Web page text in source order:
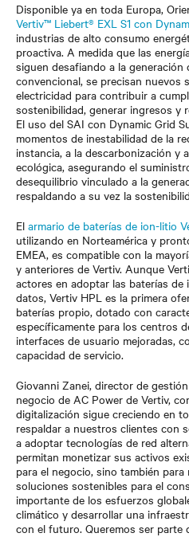
Disponible ya en toda Europa,
Vertiv™ Liebert® EXL S1 con
industrias de alto consumo
proactiva. A medida que las
siguen desafiando a la generación
convencional, se precisan nuevos
electricidad para contribuir a
sostenibilidad, generar ingresos y
El uso del SAI con Dynamic Grid
momentos de inestabilidad de la
instancia, a la descarbonización y
ecológica, asegurando el
desequilibrio vinculado a la
respaldando a su vez la
El armario de baterías de ion-litio
utilizando en Norteamérica y
EMEA, es compatible con la
y anteriores de Vertiv. Aunque
actores en adoptar las baterías
datos, Vertiv HPL es la primera
baterías propio, dotado con
específicamente para los centros
interfaces de usuario mejoradas,
capacidad de servicio.
Giovanni Zanei, director de
negocio de AC Power de Vertiv,
digitalización sigue creciendo en
respaldar a nuestros clientes con
a adoptar tecnologías de red
permitan monetizar sus activos
para el negocio, sino también
soluciones sostenibles para el
importante de los esfuerzos
climático y desarrollar una
con el futuro. Queremos ser parte